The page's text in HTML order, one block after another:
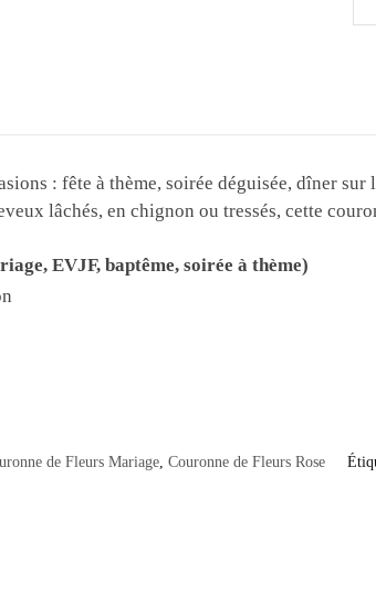
: fête à thème, soirée déguisée, dîner
lâchés, en chignon ou tressés, cette
EVJF, baptême, soirée à thème)
de Fleurs Mariage, Couronne de Fleurs Rose